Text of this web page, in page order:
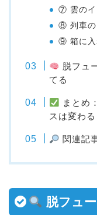
⑦ 雲のイ
⑧ 列車の
⑨ 箱に入
脱フュ
てる
まとめ
スは変わる
関連記
脱フュ